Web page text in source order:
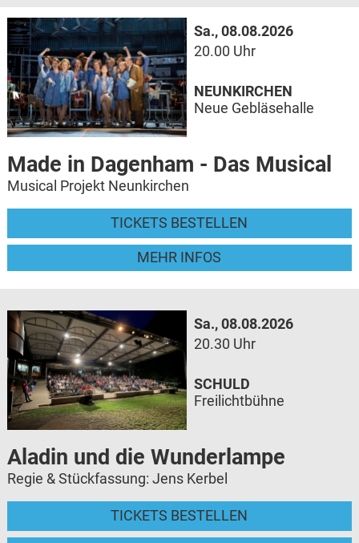
Sa., 08.08.2026
20.00 Uhr
Made in Dagenham - Das Musical
Musical Projekt Neunkirchen
TICKETS BESTELLEN
MEHR INFOS
NEUNKIRCHEN
Neue Gebläsehalle
Sa., 08.08.2026
20.30 Uhr
Aladin und die Wunderlampe
Regie & Stückfassung: Jens Kerbel
TICKETS BESTELLEN
SCHULD
Freilichtbühne